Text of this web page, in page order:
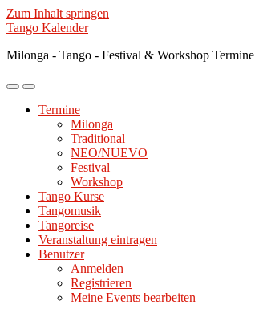
Zum Inhalt springen
Tango Kalender
Milonga - Tango - Festival & Workshop Termine
Mobile-
ein-/ausblenden
Suchfeld
ein-/ausblenden
Termine
Milonga
Traditional
NEO/NUEVO
Festival
Workshop
Tango Kurse
Tangomusik
Tangoreise
Veranstaltung eintragen
Benutzer
Anmelden
Registrieren
Meine Events bearbeiten